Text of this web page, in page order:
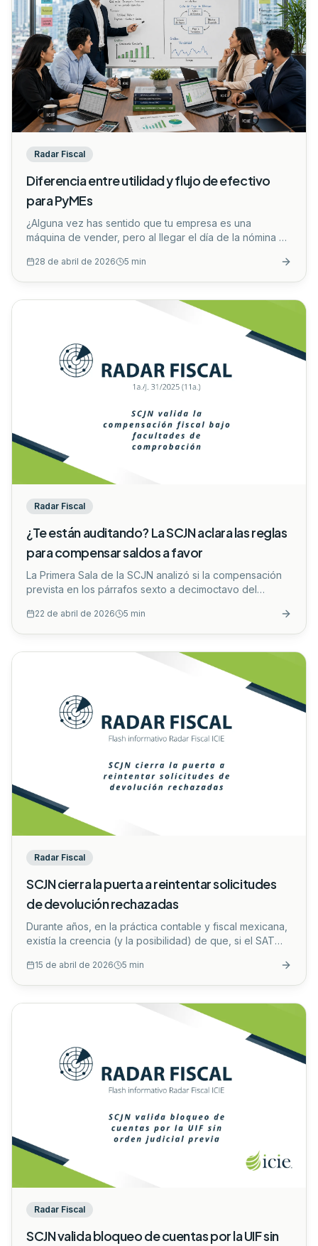
Radar Fiscal
Diferencia entre utilidad y flujo de efectivo
para PyMEs
¿Alguna vez has sentido que tu empresa es una
máquina de vender, pero al llegar el día de la nómina o
No estás solo. Muchos emprendedores y
administradores en México atraviesan esta misma
28 de abril de 2026 5 min
Radar Fiscal
¿Te están auditando? La SCJN aclara las reglas
para compensar saldos a favor
La Primera Sala de la SCJN analizó si la compensación
prevista en los párrafos sexto a decimoctavo del
vulnera el principio de igualdad. Estos párrafos regulan
un mecanismo específico para que los contribuyentes
comprobación (como visitas domiciliarias o revisiones
de gabinete) puedan optar por corregir su situación
fiscal compensando las cantidades que tengan a su
22 de abril de 2026 5 min
Radar Fiscal
SCJN cierra la puerta a reintentar solicitudes
de devolución rechazadas
Durante años, en la práctica contable y fiscal mexicana,
existía la creencia (y la posibilidad) de que, si el SAT
forma o falta de documentación, el contribuyente podía
simplemente "corregir" y presentar una nueva solicitud.
(SCJN) ha emitido un criterio que cambia las reglas del
15 de abril de 2026 5 min
Radar Fiscal
SCJN valida bloqueo de cuentas por la UIF sin